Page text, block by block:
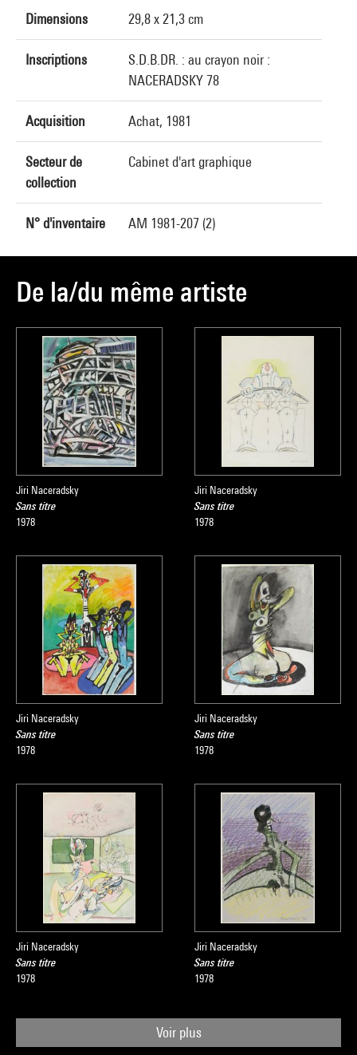
Dimensions 29,8 x 21,3 cm
Inscriptions
S.D.B.DR. : au crayon noir :
NACERADSKY 78
Acquisition Achat, 1981
Secteur de
collection
Cabinet d'art graphique
N° d'inventaire AM 1981-207 (2)
De la/du même artiste
Jiri Naceradsky
Sans titre
1978
Jiri Naceradsky
Sans titre
1978
Jiri Naceradsky
Sans titre
1978
Jiri Naceradsky
Sans titre
1978
Jiri Naceradsky
Sans titre
1978
Jiri Naceradsky
Sans titre
1978
Voir plus